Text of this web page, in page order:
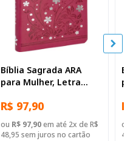
Bíblia Sagrada ARA
para Mulher, Letra
Sintético Rosa Pink
R$ 97,90
ou R$ 97,90em até 2x de R$
48,95 sem juros no cartão
ou